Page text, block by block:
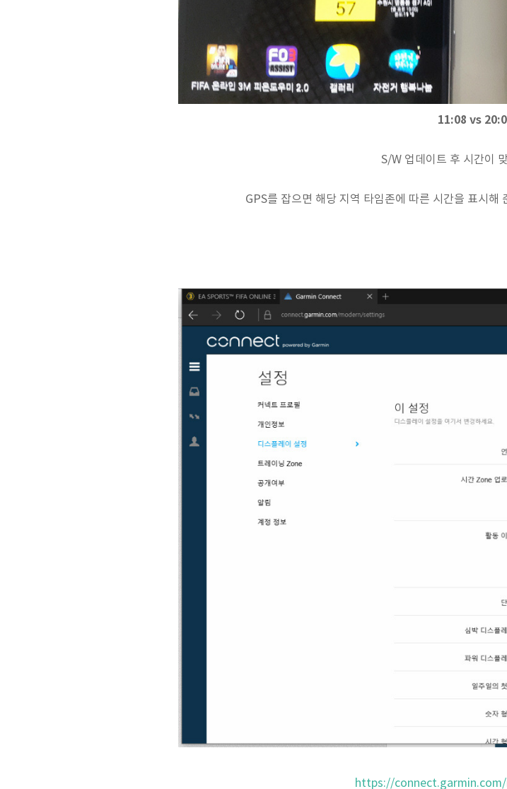
11:08 vs
S/W 업데이트 후 시간이
GPS를 잡으면 해당 지역 타임존에 따른 시간을 표시해
https://